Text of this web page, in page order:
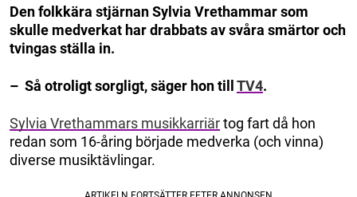
Den folkkära stjärnan Sylvia Vrethammar som
skulle medverkat har drabbats av svåra smärtor och
tvingas ställa in.
– Så otroligt sorgligt, säger hon tillTV4.
Sylvia Vrethammars musikkarriärtog fart då hon
redan som 16-åring började medverka (och vinna)
diverse musiktävlingar.